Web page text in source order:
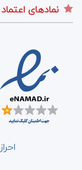
نمادهای
احراز